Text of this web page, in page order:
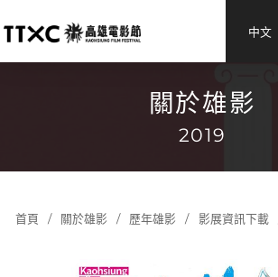
中文
關於雄影
2019
首頁 關於雄影 歷年雄影 影展資訊下載